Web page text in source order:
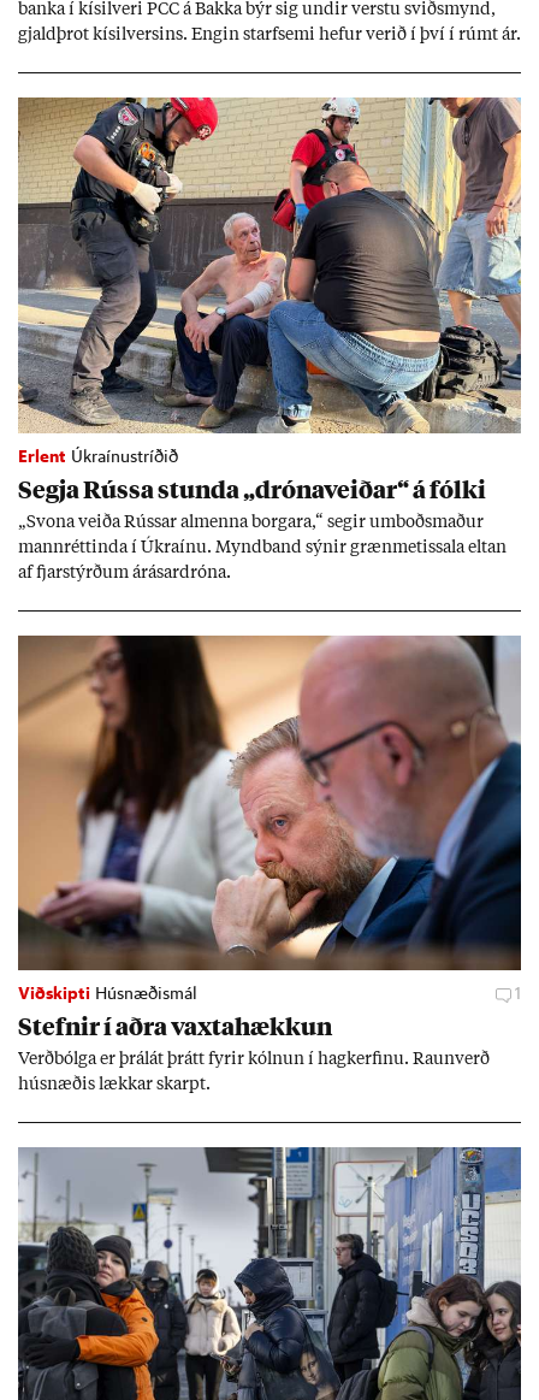
banka í kís­il­veri PCC á Bakka býr sig und­ir verstu sviðs­mynd,
gjald­þrot kís­il­vers­ins. Eng­in starf­semi hef­ur ver­ið í því í rúmt ár.
Erlent Úkraínustríðið
Segja Rússa stunda „dróna­veið­ar“ á fólki
„Svona veiða Rúss­ar al­menna borg­ara,“ seg­ir um­boðs­mað­ur
mann­rétt­inda í Úkraínu. Mynd­band sýn­ir græn­met­issala elt­an
af fjar­stýrð­um árás­ar­dróna.
Viðskipti Húsnæðismál 1
Stefn­ir í aðra vaxta­hækk­un
Verð­bólga er þrálát þrátt fyr­ir kóln­un í hag­kerf­inu. Raun­verð
hús­næð­is lækk­ar skarpt.